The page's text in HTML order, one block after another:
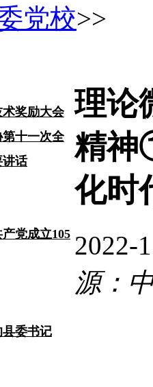
党校>>
奖励大会
十一次全
讲话
党成立105
委书记
理论
精神
化时
源：